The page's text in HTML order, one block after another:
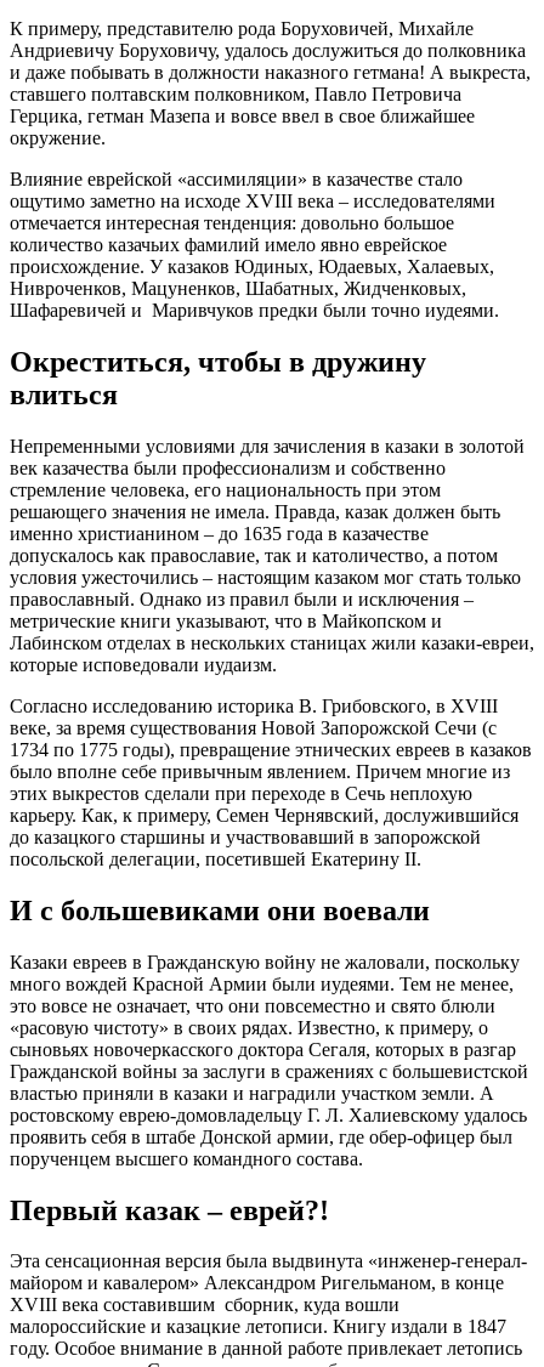
К примеру, представителю рода Боруховичей, Михайле
Андриевичу Боруховичу, удалось дослужиться до полковника
и даже побывать в должности наказного гетмана! А выкреста,
ставшего полтавским полковником, Павло Петровича
Герцика, гетман Мазепа и вовсе ввел в свое ближайшее
окружение.
Влияние еврейской «ассимиляции» в казачестве стало
ощутимо заметно на исходе XVIII века – исследователями
отмечается интересная тенденция: довольно большое
количество казачьих фамилий имело явно еврейское
происхождение. У казаков Юдиных, Юдаевых, Халаевых,
Нивроченков, Мацуненков, Шабатных, Жидченковых,
Шафаревичей и Маривчуков предки были точно иудеями.
Окреститься, чтобы в дружину
влиться
Непременными условиями для зачисления в казаки в золотой
век казачества были профессионализм и собственно
стремление человека, его национальность при этом
решающего значения не имела. Правда, казак должен быть
именно христианином – до 1635 года в казачестве
допускалось как православие, так и католичество, а потом
условия ужесточились – настоящим казаком мог стать только
православный. Однако из правил были и исключения –
метрические книги указывают, что в Майкопском и
Лабинском отделах в нескольких станицах жили казаки-евреи,
которые исповедовали иудаизм.
Согласно исследованию историка В. Грибовского, в XVIII
веке, за время существования Новой Запорожской Сечи (с
1734 по 1775 годы), превращение этнических евреев в казаков
было вполне себе привычным явлением. Причем многие из
этих выкрестов сделали при переходе в Сечь неплохую
карьеру. Как, к примеру, Семен Чернявский, дослужившийся
до казацкого старшины и участвовавший в запорожской
посольской делегации, посетившей Екатерину ІІ.
И с большевиками они воевали
Казаки евреев в Гражданскую войну не жаловали, поскольку
много вождей Красной Армии были иудеями. Тем не менее,
это вовсе не означает, что они повсеместно и свято блюли
«расовую чистоту» в своих рядах. Известно, к примеру, о
сыновьях новочеркасского доктора Сегаля, которых в разгар
Гражданской войны за заслуги в сражениях с большевистской
властью приняли в казаки и наградили участком земли. А
ростовскому еврею-домовладельцу Г. Л. Халиевскому удалось
проявить себя в штабе Донской армии, где обер-офицер был
порученцем высшего командного состава.
Первый казак – еврей?!
Эта сенсационная версия была выдвинута «инженер-генерал-
майором и кавалером» Александром Ригельманом, в конце
XVIII века составившим сборник, куда вошли
малороссийские и казацкие летописи. Книгу издали в 1847
году. Особое внимание в данной работе привлекает летопись